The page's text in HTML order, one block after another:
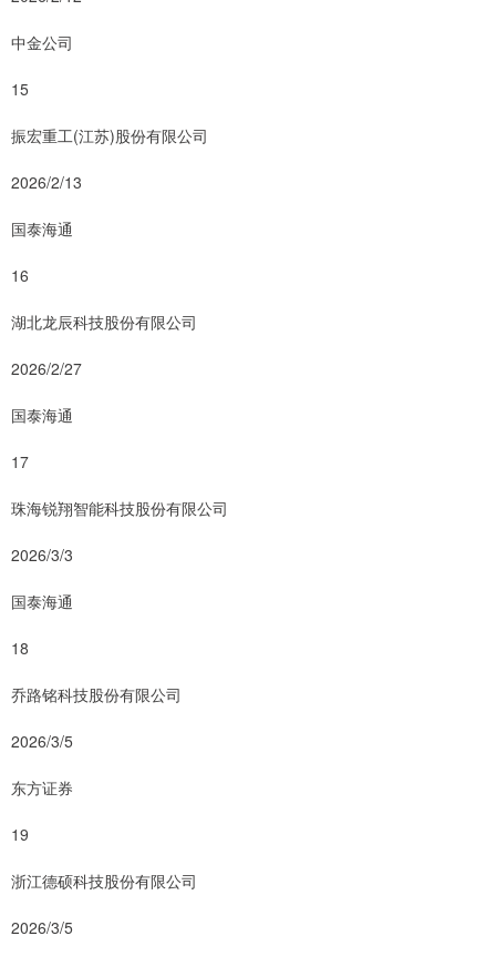
中金公司
15
振宏重工(江苏)股份有限公司
2026/2/13
国泰海通
16
湖北龙辰科技股份有限公司
2026/2/27
国泰海通
17
珠海锐翔智能科技股份有限公司
2026/3/3
国泰海通
18
乔路铭科技股份有限公司
2026/3/5
东方证券
19
浙江德硕科技股份有限公司
2026/3/5